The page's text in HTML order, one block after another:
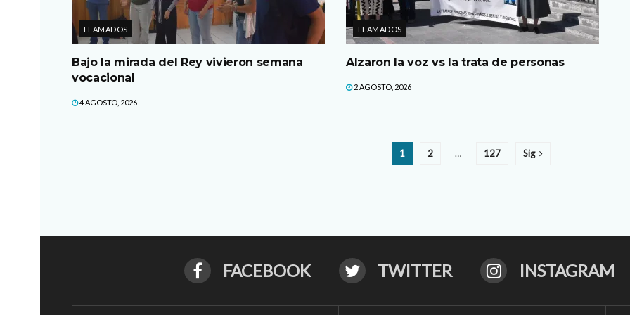
LLAMADOS
Bajo la mirada del Rey vivieron semana
vocacional
4 AGOSTO, 2026
LLAMADOS
Alzaron la voz vs la trata de personas
2 AGOSTO, 2026
1 2 … 127 Sig
FACEBOOK TWITTER INSTAGRAM